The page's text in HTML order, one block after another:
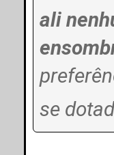
ali
se